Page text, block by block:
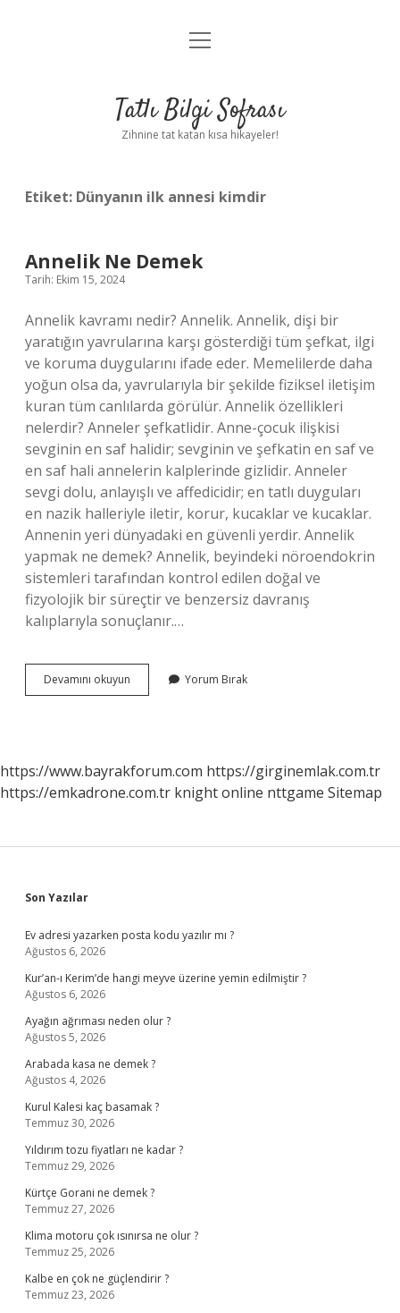
Anasayfa
Yasal Uyarı
menüyü
Tatlı Bilgi Sofrası
Zihnine tat katan kısa hikayeler!
Etiket: Dünyanın ilk annesi kimdir
Annelik Ne Demek
Tarih: Ekim 15, 2024
Annelik kavramı nedir? Annelik. Annelik, dişi bir
yaratığın yavrularına karşı gösterdiği tüm şefkat, ilgi
ve koruma duygularını ifade eder. Memelilerde daha
yoğun olsa da, yavrularıyla bir şekilde fiziksel iletişim
kuran tüm canlılarda görülür. Annelik özellikleri
nelerdir? Anneler şefkatlidir. Anne-çocuk ilişkisi
sevginin en saf halidir; sevginin ve şefkatin en saf ve
en saf hali annelerin kalplerinde gizlidir. Anneler
sevgi dolu, anlayışlı ve affedicidir; en tatlı duyguları
en nazik halleriyle iletir, korur, kucaklar ve kucaklar.
Annenin yeri dünyadaki en güvenli yerdir. Annelik
yapmak ne demek? Annelik, beyindeki nöroendokrin
sistemleri tarafından kontrol edilen doğal ve
fizyolojik bir süreçtir ve benzersiz davranış
kalıplarıyla sonuçlanır.…
Devamını okuyun
Ne
Yorum Bırak
https://www.bayrakforum.com https://girginemlak.com.tr
https://emkadrone.com.tr knight online nttgame Sitemap
Sidebar
Son Yazılar
Ev adresi yazarken posta kodu yazılır mı ?
Ağustos 6, 2026
Kur’an-ı Kerim’de hangi meyve üzerine yemin edilmiştir ?
Ağustos 6, 2026
Ayağın ağrıması neden olur ?
Ağustos 5, 2026
Arabada kasa ne demek ?
Ağustos 4, 2026
Kurul Kalesi kaç basamak ?
Temmuz 30, 2026
Yıldırım tozu fiyatları ne kadar ?
Temmuz 29, 2026
Kürtçe Gorani ne demek ?
Temmuz 27, 2026
Klima motoru çok ısınırsa ne olur ?
Temmuz 25, 2026
Kalbe en çok ne güçlendirir ?
Temmuz 23, 2026